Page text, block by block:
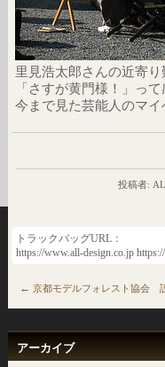
里見浩太郎さんの近寄
「さすが黄門様！」って
今まで見た芸能人のマイ
投稿者:
トラックバッグURL：
https://www.all-design.co.jp
← 京都モデルフォレスト協会
アーカイブ